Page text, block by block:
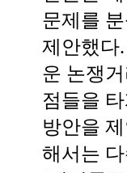
문제를
제안했다.
운 논쟁
점들을
방안을
해서는